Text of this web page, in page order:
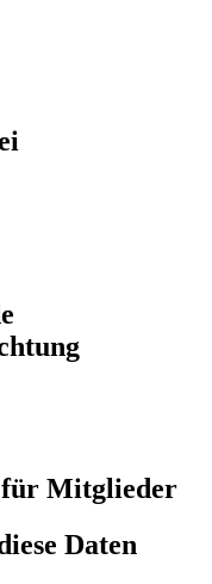
für Mitglieder
Daten